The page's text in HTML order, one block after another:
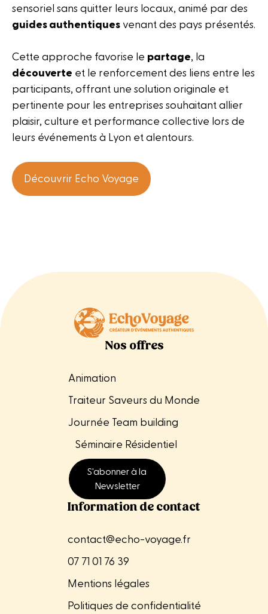
sensoriel sans quitter leurs locaux, animé par des
guides authentiques venant des pays présentés.
Cette approche favorise le partage, la
découverte et le renforcement des liens entre les
participants, offrant une solution originale et
pertinente pour les entreprises souhaitant allier
plaisir, culture et performance collective lors de
leurs événements à Lyon et alentours.
Découvrir Echo Voyage
Nos offres
Animation
Traiteur Saveurs du Monde
Journée Team building
Séminaire Résidentiel
S'abonner à la
Newsletter
Information de contact
contact@echo-voyage.fr
07 71 01 76 39
Mentions légales
Politiques de confidentialité